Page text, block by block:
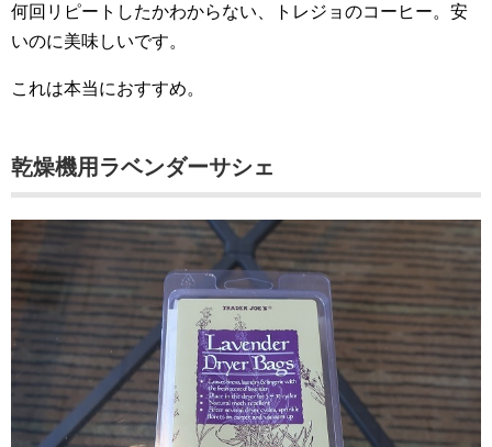
何回リピートしたかわからない、トレジョのコーヒー。安
いのに美味しいです。
これは本当におすすめ。
乾燥機用ラベンダーサシェ